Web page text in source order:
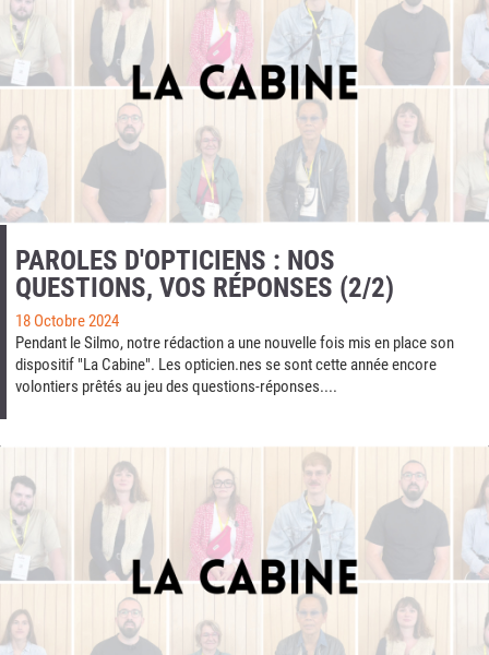
PAROLES D'OPTICIENS : NOS
QUESTIONS, VOS RÉPONSES (2/2)
18 Octobre 2024
Pendant le Silmo, notre rédaction a une nouvelle fois mis en place son
dispositif "La Cabine". Les opticien.nes se sont cette année encore
volontiers prêtés au jeu des questions-réponses....